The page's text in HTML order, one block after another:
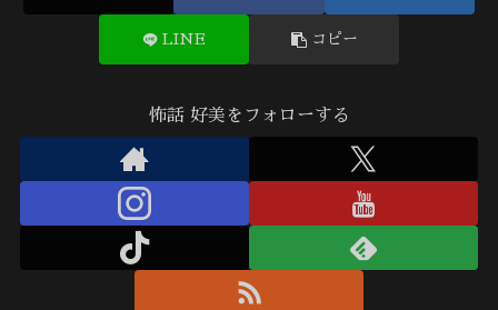
LINE コピー
怖話 好美をフォローする